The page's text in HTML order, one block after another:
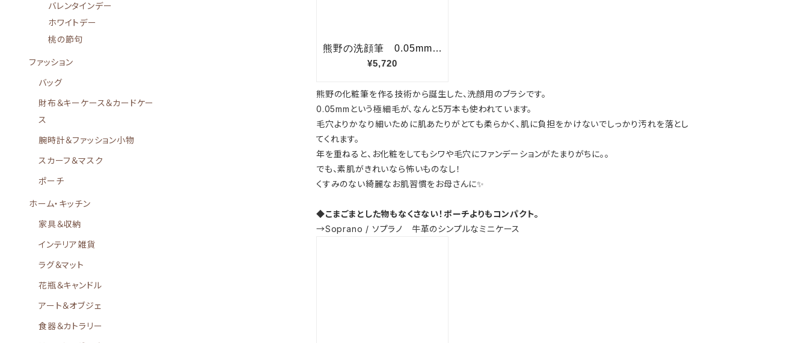
熊野の化粧筆を作る技術から誕生した、洗顔用のブラシです。
0.05mmという極細毛が、なんと5万本も使われています。
毛穴よりかなり細いために肌あたりがとても柔らかく、肌に負担をかけないでしっかり汚れを落とし
てくれます。
年を重ねると、お化粧をしてもシワや毛穴にファンデーションがたまりがちに。。
でも、素肌がきれいなら怖いものなし！
くすみのない綺麗なお肌習慣をお母さんに✨
◆こまごまとした物もなくさない！ポーチよりもコンパクト。
→Soprano / ソプラノ 牛革のシンプルなミニケース
バレンタインデー
ホワイトデー
桃の節句
ファッション
バッグ
財布＆キーケース＆カードケー
ス
腕時計＆ファッション小物
スカーフ＆マスク
ポーチ
ホーム・キッチン
家具＆収納
インテリア雑貨
ラグ＆マット
花瓶＆キャンドル
アート＆オブジェ
食器＆カトラリー